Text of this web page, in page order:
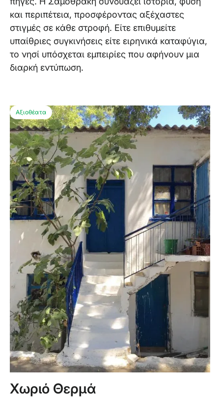
και περιπέτεια, προσφέροντας αξέχαστες
στιγμές σε κάθε στροφή. Είτε επιθυμείτε
υπαίθριες συγκινήσεις είτε ειρηνικά καταφύγια,
το νησί υπόσχεται εμπειρίες που αφήνουν μια
διαρκή εντύπωση.
Αξιοθέατα
Χωριό Θερμά